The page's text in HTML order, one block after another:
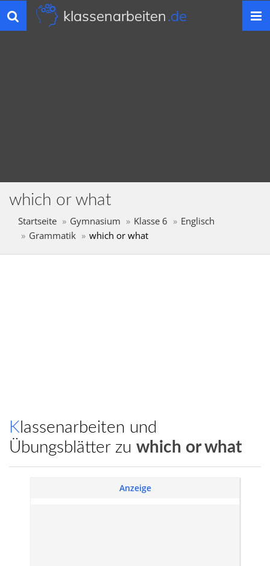
Toggle
navigation
klassenarbeiten.de
which or what
Startseite Gymnasium Klasse 6
Englisch
Grammatik
which or what
Klassenarbeiten und
Übungsblätter zu which or what
Anzeige